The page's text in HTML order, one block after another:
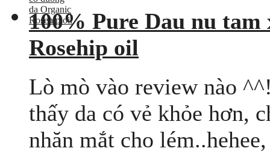
100% Pure Dau nu
Rosehip oil
Lò mò vào review nào
thấy da có vẻ khỏe hơn,
nhăn mắt cho